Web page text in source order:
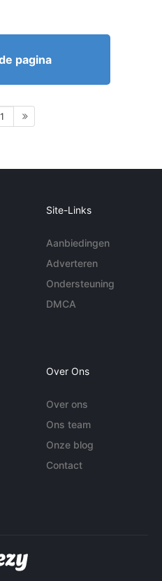
pagina
1
Site-Links
Aanbiedingen
Adverteren
Ondersteuning
DMCA
Over Ons
Over ons
Ons team
Onze blog
Contact